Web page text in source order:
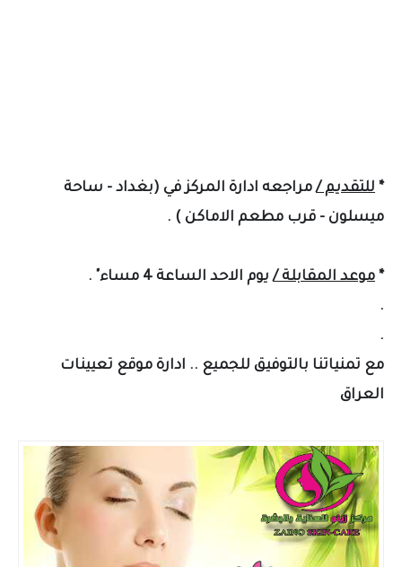
* للتقديم /مراجعه ادارة المركز في (بغداد - ساحة
ميسلون - قرب مطعم الاماكن ) .
* موعد المقابلة /يوم الاحد الساعة 4 مساء" .
.
.
مع تمنياتنا بالتوفيق للجميع .. ادارة موقع تعيينات
العراق